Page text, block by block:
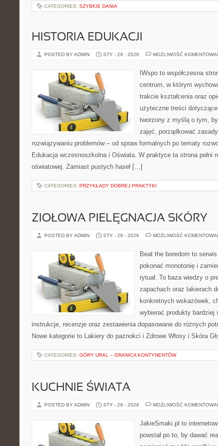
CATEGORIES: SZYBKIE DANIA
HISTORIA EDUKACJI
POSTED BY ADMIN STY - 29 - 2026 MOŻLIWOŚĆ
IWspo to współczesna
centrum, w którym
trakcie kształcenia oraz
użyteczne treści
tworzony z myślą o tym,
zajęć, porządkować
rozwiązywaniu problemów – od spraw formalnych po tematy
Edukacja wczesnoszkolna i Oświata. W praktyce ta strona pełni
oświatowej. Zamiast pustych haseł […]
CATEGORIES: PRZYKŁADY DOBREJ PRAKTYKI
ZIOŁOWA PIELĘGNACJA SKÓRY
POSTED BY ADMIN STY - 28 - 2026 MOŻLIWOŚĆ
Beat the boredom to
pokonać monotonię i
rytuał. To baza wiedzy o
zapachach oraz lakierach
konkretnych wskazówek,
wybierać produkty bardziej
instrukcje, recenzje oraz zestawienia dopasowane do różnych
Nowe kategorie to Lakiery do paznokci i Zdrowe Włosy i Skóra
CATEGORIES: GÓRY URAL – GRANICA KONTYNENTÓW
KUCHNIE ŚWIATA
POSTED BY ADMIN STY - 28 - 2026 MOŻLIWOŚĆ
JakieSmaki.pl to
powstał po to, by dawać